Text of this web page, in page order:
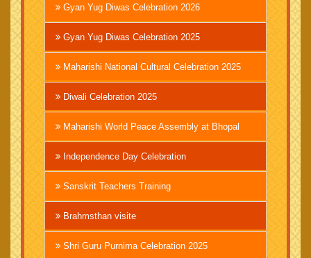
Gyan Yug Diwas Celebration 2026
Gyan Yug Diwas Celebration 2025
Maharishi National Cultural Celebration 2025
Diwali Celebration 2025
Maharishi World Peace Assembly at Bhopal
Independence Day Celebration
Sanskrit Teachers Training
Brahmsthan visite
Shri Guru Purnima Celebration 2025